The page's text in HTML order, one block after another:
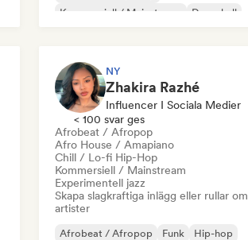
Kommersiell / Mainstream
Dancehall
NY
Zhakira Razhé
Influencer I Sociala Medier
< 100 svar ges
Afrobeat / Afropop
Afro House / Amapiano
Chill / Lo-fi Hip-Hop
Kommersiell / Mainstream
Experimentell jazz
Skapa slagkraftiga inlägg eller rullar om
artister
Afrobeat / Afropop Funk
Hip-hop